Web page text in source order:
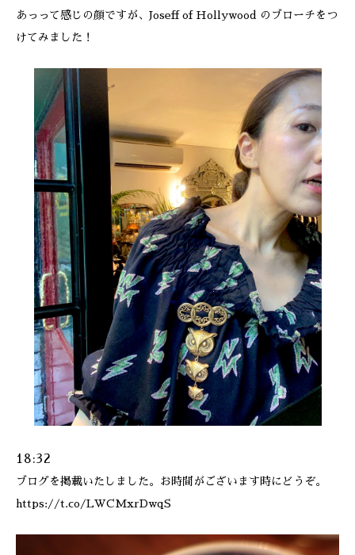
あっって感じの顔ですが、Joseff of Hollywood のブローチをつ
けてみました！
18:32
ブログを掲載いたしました。お時間がございます時にどうぞ。
https://t.co/LWCMxrDwqS